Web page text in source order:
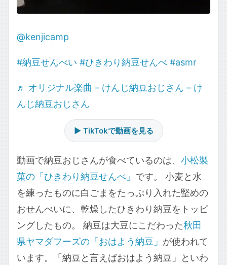
@kenjicamp
#納豆せんべい #ひきわり納豆せんべ #asmr
♬ オリジナル楽曲 – けんじ納豆おじさん – け
んじ納豆おじさん
▶ TikTokで動画を見る
動画で納豆おじさんが食べているのは、 小松製
菓の「ひきわり納豆せんべ」 です。 小麦と水
を練ったものに白ごまをたっぷり入れた堅めの
おせんべいに、乾燥したひきわり納豆をトッピ
ングしたもの。 納豆は大豆にこだわった秋田
県ヤマダフーズの「おはよう納豆」 が使われて
います。「納豆と言えばおはよう納豆」といわ